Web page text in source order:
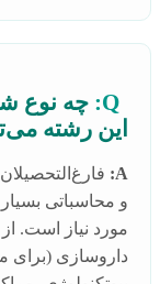
Q: چه نوع
این رشته
A:
و محاسباتی
مورد نیاز است.
داروسازی (برای